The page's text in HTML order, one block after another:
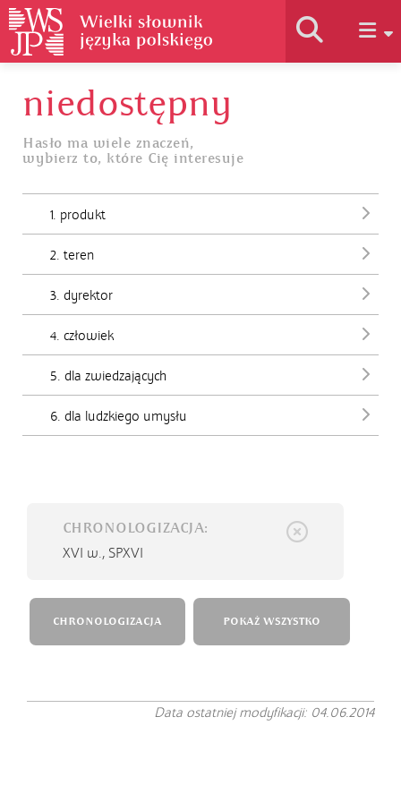
Historia słownika
Jak korzystać
niedostępny
Hasło ma wiele znaczeń,
wybierz to, które Cię interesuje
1. produkt
2. teren
3. dyrektor
4. człowiek
5. dla zwiedzających
6. dla ludzkiego umysłu
CHRONOLOGIZACJA:
XVI w., SPXVI
CHRONOLOGIZACJA POKAŻ WSZYSTKO
Data ostatniej modyfikacji: 04.06.2014